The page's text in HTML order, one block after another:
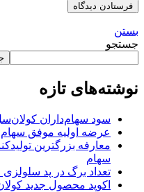
بستن
جستجو
نوشته‌های تازه
سود سهام‌داران
عرضه اولیه موفق
معارفه بزرگترین
سهام
تعداد برگ در پد
اکوپد محصول جدید